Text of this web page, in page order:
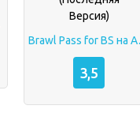
Brawl
3,5